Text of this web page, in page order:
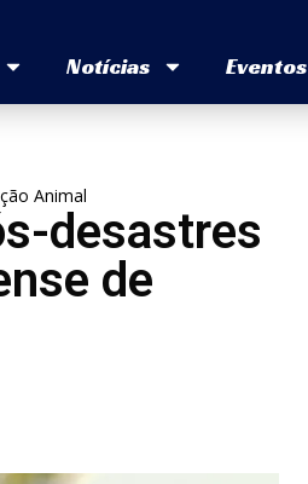
Notícias Eventos
Animal
desastres
de